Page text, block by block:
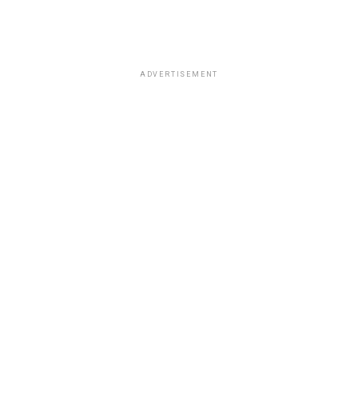
ADVERTISEMENT